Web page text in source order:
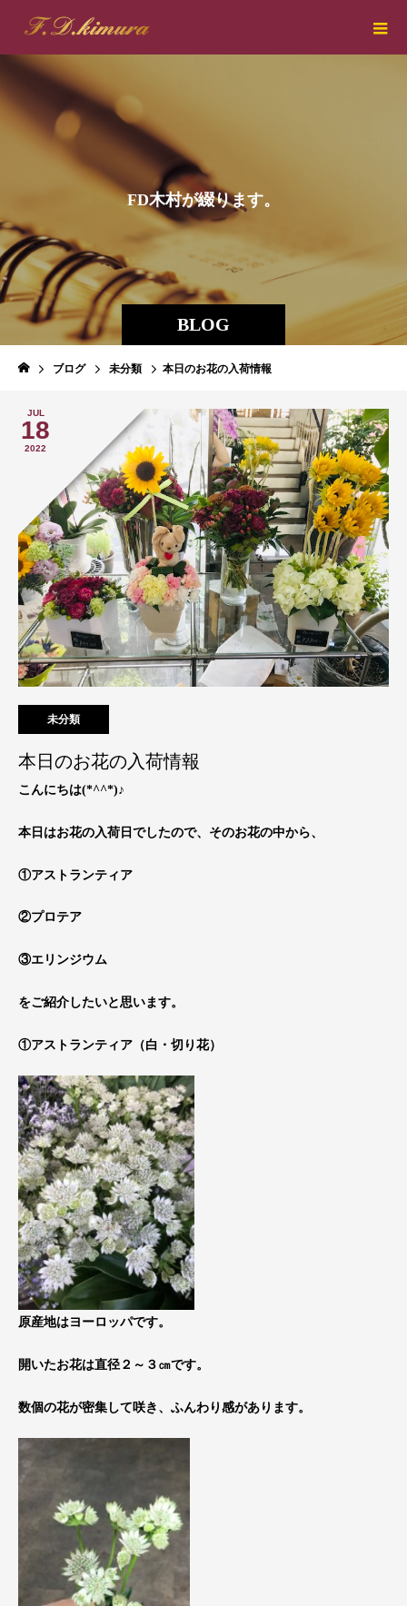
BLOG
FD木村が綴ります。
ブログ 未分類 本日のお花の入荷情報
JUL
18
2022
未分類
本日のお花の入荷情報
こんにちは(*^^*)♪
本日はお花の入荷日でしたので、そのお花の中から、
①アストランティア
②プロテア
③エリンジウム
をご紹介したいと思います。
①アストランティア（白・切り花）
原産地はヨーロッパです。
開いたお花は直径２～３㎝です。
数個の花が密集して咲き、ふんわり感があります。